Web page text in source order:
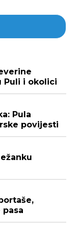
Puli i okolici
Pula
povijesti